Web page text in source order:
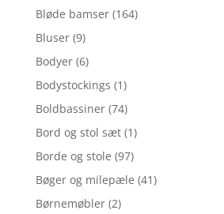
Bløde bamser (164)
Bluser (9)
Bodyer (6)
Bodystockings (1)
Boldbassiner (74)
Bord og stol sæt (1)
Borde og stole (97)
Bøger og milepæle (41)
Børnemøbler (2)